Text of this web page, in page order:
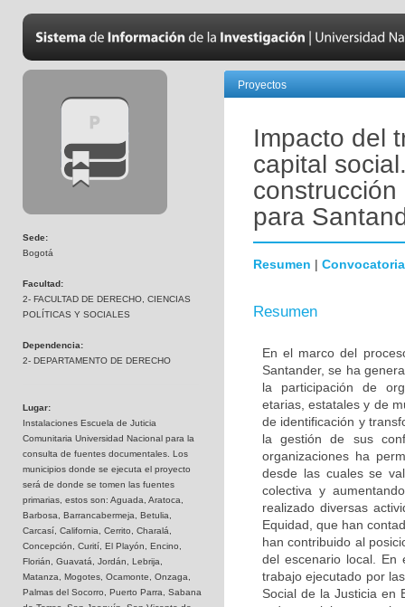
Sede:
Bogotá
Facultad:
2- FACULTAD DE DERECHO, CIENCIAS
POLÍTICAS Y SOCIALES
Dependencia:
2- DEPARTAMENTO DE DERECHO
Lugar:
Instalaciones Escuela de Juticia
Comunitaria Universidad Nacional para la
consulta de fuentes documentales. Los
municipios donde se ejecuta el proyecto
será de donde se tomen las fuentes
primarias, estos son: Aguada, Aratoca,
Barbosa, Barrancabermeja, Betulia,
Carcasí, California, Cerrito, Charalá,
Concepción, Curití, El Playón, Encino,
Florián, Guavatá, Jordán, Lebrija,
Matanza, Mogotes, Ocamonte, Onzaga,
Palmas del Socorro, Puerto Parra, Sabana
Proyectos
Impacto del
capital
para
Resumen | Convocatoria
Resumen
En el marco del
Santander, se ha
la participación de
etarias, estatales y de
de identificación y
la gestión de sus
organizaciones ha
desde las cuales se
colectiva y
realizado diversas
Equidad, que han
han contribuido al
del escenario local. En
trabajo ejecutado por
Social de la Justicia en